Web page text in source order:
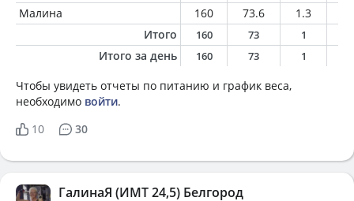
Малина 160 73.6 1.3
Итого
160 73 1
Итого за день 160 73 1
Чтобы увидеть отчеты по питанию и график веса,
необходимо войти.
10
30
ГалинаЯ (ИМТ 24,5) Белгород